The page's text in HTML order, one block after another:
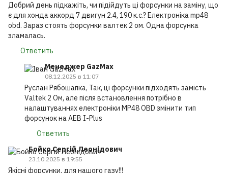
Добрий день підкажіть, чи підійдуть ці форсунки на заміну, що
є для хонда аккорд 7 двигун 2.4, 190 к.с.? Електроніка mp48
obd. Зараз стоять форсунки валтек 2 ом. Одна форсунка
зламалась.
Ответить
Менеджер GazMax
08.12.2025 в 11:07
Руслан Рябошапка, Так, ці форсунки підходять замість
Valtek 2 Ом, але після встановлення потрібно в
налаштуваннях електроніки MP48 OBD змінити тип
форсунок на AEB I-Plus
Ответить
Бойко Сергій Леонідович
23.10.2025 в 19:55
Якісні форсунки, для нашого газу!!!